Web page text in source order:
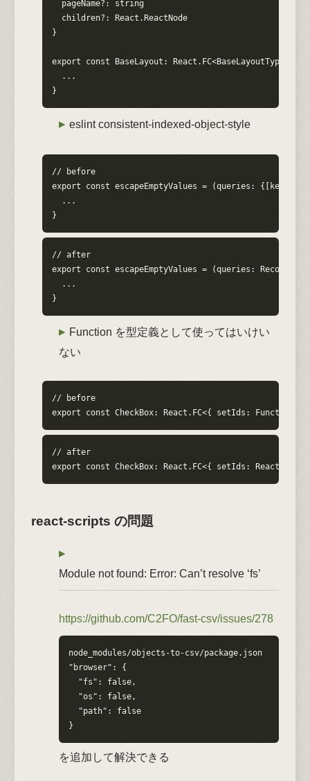
  pageName?: string
  children?: React.ReactNode
}
export const BaseLayout: React.FC<BaseLayoutType>
  ...
}
eslint consistent-indexed-object-style
// before
export const escapeEmptyValues = (queries: {[key:
  ...
}
// after
export const escapeEmptyValues = (queries:
  ...
}
Function を型定義として使ってはいけい
ない
// before
export const CheckBox: React.FC<{ setIds: Function,
// after
export const CheckBox: React.FC<{ setIds:
react-scripts の問題
Module not found: Error: Can’t resolve ‘fs’
https://github.com/C2FO/fast-csv/issues/278
node_modules/objects-to-csv/package.json
"browser": {
  "fs": false,
  "os": false,
  "path": false
}
を追加して解決できる